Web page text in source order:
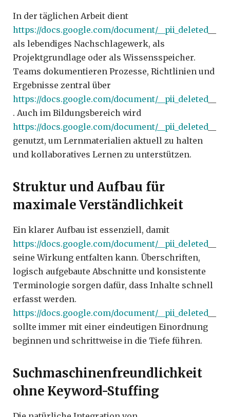
In der täglichen Arbeit dient
https://docs.google.com/document/__pii_deleted
als lebendiges Nachschlagewerk, als
Projektgrundlage oder als Wissensspeicher.
Teams dokumentieren Prozesse, Richtlinien und
Ergebnisse zentral über
https://docs.google.com/document/__pii_deleted
. Auch im Bildungsbereich wird
https://docs.google.com/document/__pii_deleted
genutzt, um Lernmaterialien aktuell zu halten
und kollaboratives Lernen zu unterstützen.
Struktur und Aufbau für
maximale Verständlichkeit
Ein klarer Aufbau ist essenziell, damit
https://docs.google.com/document/__pii_deleted__
seine Wirkung entfalten kann. Überschriften,
logisch aufgebaute Abschnitte und konsistente
Terminologie sorgen dafür, dass Inhalte schnell
erfasst werden.
https://docs.google.com/document/__pii_deleted__
sollte immer mit einer eindeutigen Einordnung
beginnen und schrittweise in die Tiefe führen.
Suchmaschinenfreundlichkeit
ohne Keyword-Stuffing